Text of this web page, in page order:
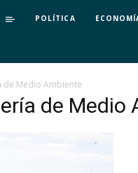
POLÍTICA
de Medio Ambiente
de Medio